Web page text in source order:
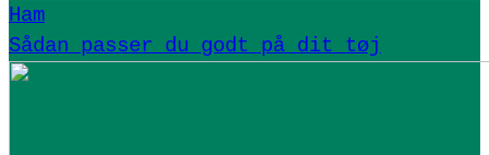
Ham
Sådan passer du godt på dit tøj